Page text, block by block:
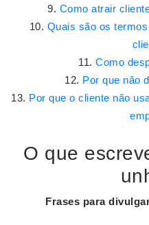
Como atrair
Quais são os
Como
Por que não
Por que o cliente não
O que
Frases para